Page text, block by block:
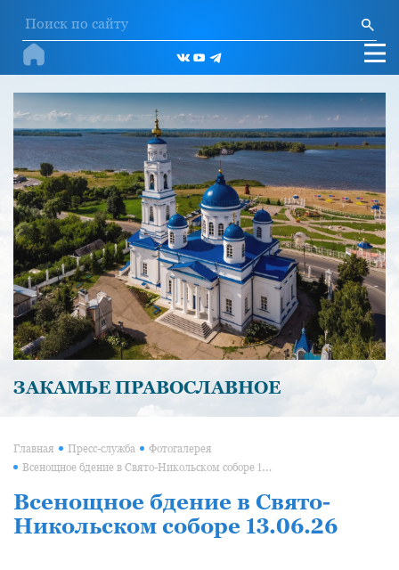
ЗАКАМЬЕ ПРАВОСЛАВНОЕ
Главная Пресс-служба Фотогалерея
Всенощное бдение в Свято-Никольском соборе 13.06.26
Всенощное бдение в Свято-
Никольском соборе 13.06.26